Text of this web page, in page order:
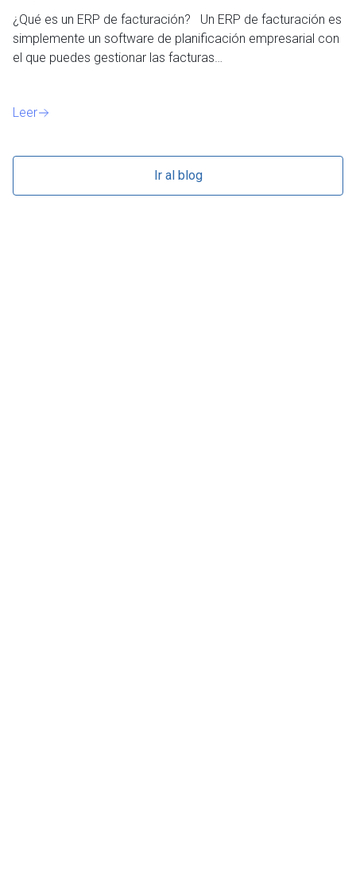
¿Qué es un ERP de facturación? Un ERP de facturación es
simplemente un software de planificación empresarial con
el que puedes gestionar las facturas…
Leer
Ir al blog